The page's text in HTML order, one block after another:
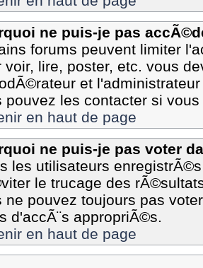
ne puis-je pas
forums peuvent limiter
voir, lire, poster, etc. vous
et
pouvez les contacter si
en haut de page
ne puis-je pas voter
les utilisateurs
le trucage des
ne pouvez toujours pas
d'accÃ¨s appropriÃ©s.
en haut de page